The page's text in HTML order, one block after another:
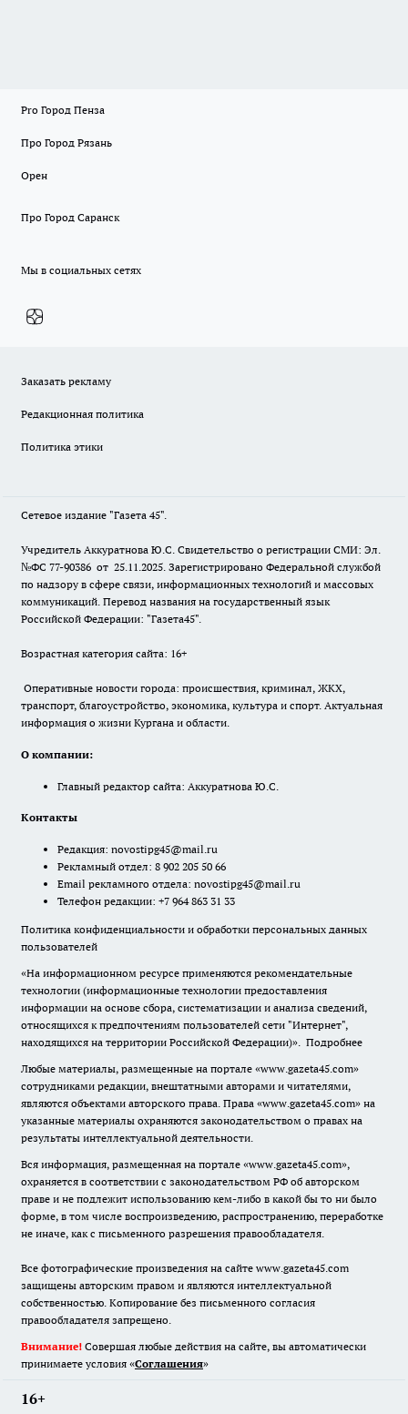
Pro Город Пенза
Про Город Рязань
Орен
Про Город Саранск
Мы в социальных сетях
Заказать рекламу
Редакционная политика
Политика этики
Сетевое издание "Газета 45".
Учредитель Аккуратнова Ю.С. Свидетельство о регистрации СМИ: Эл.
№ФС 77-90386 от 25.11.2025. Зарегистрировано Федеральной службой
по надзору в сфере связи, информационных технологий и массовых
коммуникаций. Перевод названия на государственный язык
Российской Федерации: "Газета45".
Возрастная категория сайта: 16+
Оперативные новости города: происшествия, криминал, ЖКХ,
транспорт, благоустройство, экономика, культура и спорт. Актуальная
информация о жизни Кургана и области.
О компании:
Главный редактор сайта: Аккуратнова Ю.С.
Контакты
Редакция: novostipg45@mail.ru
Рекламный отдел: 8 902 205 50 66
Email рекламного отдела: novostipg45@mail.ru
Телефон редакции: +7 964 863 31 33
Политика конфиденциальности и обработки персональных данных
пользователей
«На информационном ресурсе применяются рекомендательные
технологии (информационные технологии предоставления
информации на основе сбора, систематизации и анализа сведений,
относящихся к предпочтениям пользователей сети "Интернет",
находящихся на территории Российской Федерации)». Подробнее
Любые материалы, размещенные на портале «www.gazeta45.com»
сотрудниками редакции, внештатными авторами и читателями,
являются объектами авторского права. Права «www.gazeta45.com» на
указанные материалы охраняются законодательством о правах на
результаты интеллектуальной деятельности.
Вся информация, размещенная на портале «www.gazeta45.com»,
охраняется в соответствии с законодательством РФ об авторском
праве и не подлежит использованию кем-либо в какой бы то ни было
форме, в том числе воспроизведению, распространению, переработке
не иначе, как с письменного разрешения правообладателя.
Все фотографические произведения на сайте www.gazeta45.com
защищены авторским правом и являются интеллектуальной
собственностью. Копирование без письменного согласия
правообладателя запрещено.
Внимание! Совершая любые действия на сайте, вы автоматически
принимаете условия «Cоглашения»
16+